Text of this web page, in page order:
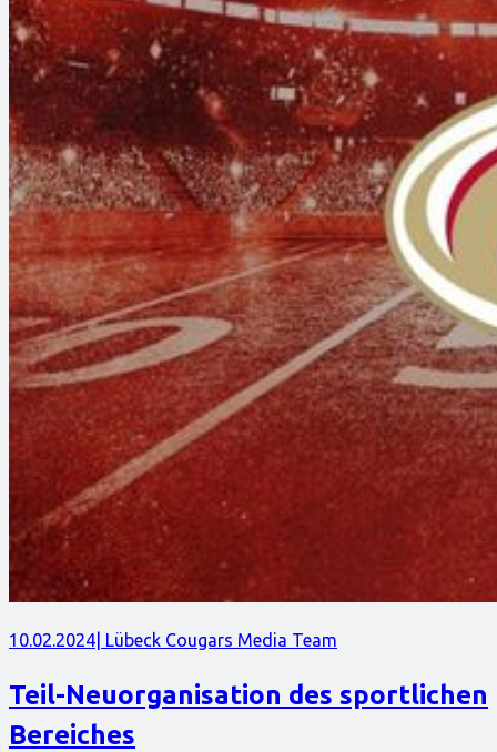
10.02.2024 | Lübeck Cougars Media Team
Teil-Neuorganisation des sportlichen
Bereiches